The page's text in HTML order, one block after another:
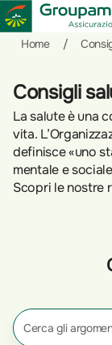
Salta
contenuto
prodotti
per
sezione
Privati
azioni
rapide
Home
/
Consigli
La salute è una
vita.
definisce «uno
mentale e
Scopri le nostre